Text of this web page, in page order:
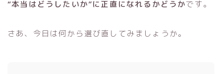
“本当はどうしたいか”に正直になれるかどうかです。
さあ、今日は何から選び直してみましょうか。